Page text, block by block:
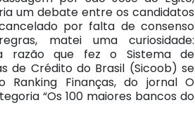
um debate entre os candidatos
por falta de consenso
matei uma curiosidade:
razão que fez o Sistema de
de Crédito do Brasil (Sicoob) se
Ranking Finanças, do jornal O
“Os 100 maiores bancos do